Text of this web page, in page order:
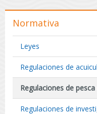
Normativa
Leyes
Regulaciones de
Regulaciones de
Regulaciones de